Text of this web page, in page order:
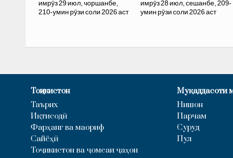
имрӯз 29 июл, чоршанбе,
210-умин рӯзи соли 2026 аст
имрӯз 28 июл, сешанбе, 209-
умин рӯзи соли 2026 аст
Тоҷикистон
Таърих
Иқтисодӣ
Фарҳанг ва маориф
Сайёҳӣ
Тоҷикистон ва ҷомеаи ҷаҳон
Муқаддасоти
Нишон
Парчам
Суруд
Пул